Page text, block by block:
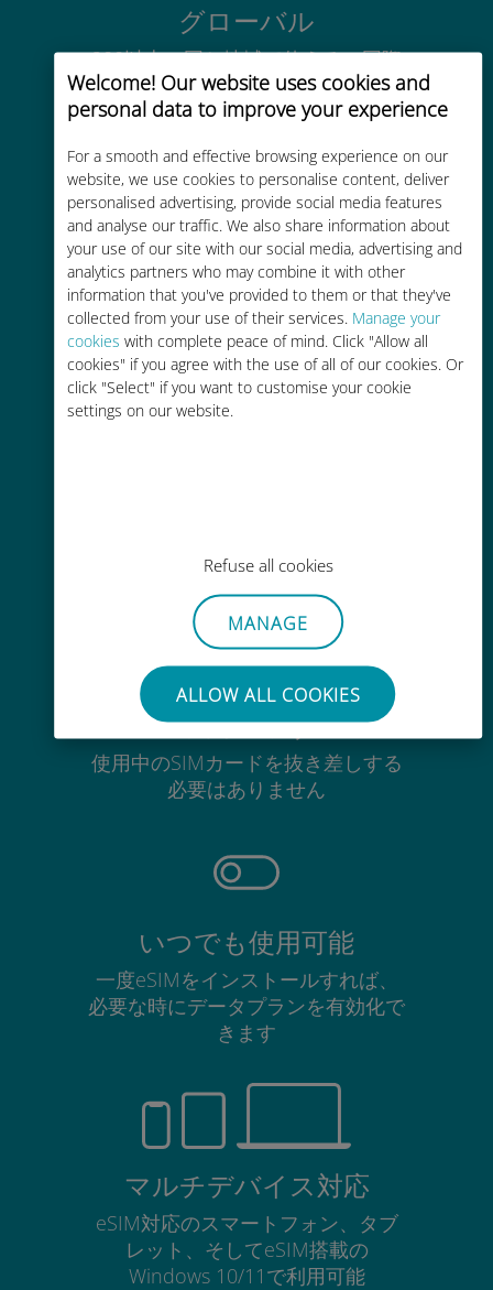
Welcome! Our website uses cookies and
personal data to improve your experience
For a smooth and effective browsing experience on our
website, we use cookies to personalise content, deliver
personalised advertising, provide social media features
and analyse our traffic. We also share information about
your use of our site with our social media, advertising and
analytics partners who may combine it with other
information that you've provided to them or that they've
collected from your use of their services. Manage your
cookies with complete peace of mind. Click "Allow all
cookies" if you agree with the use of all of our cookies. Or
click "Select" if you want to customise your cookie
settings on our website.
Refuse all cookies
MANAGE
ALLOW ALL COOKIES
グローバル
200以上の国と地域で使える、国際
的な高品位のセルラー通信です
コストパフォーマンス
お客様が普段お使いのキャリアでロ
ーミングサービスを使った場合に比
べて最大で90％の節約が可能です。
可能
手間いらず
使用中のSIMカードを抜き差しする
必要はありません
いつでも使用可能
一度eSIMをインストールすれば、
必要な時にデータプランを有効化で
きます
マルチデバイス対応
eSIM対応のスマートフォン、タブ
レット、そしてeSIM搭載の
Windows 10/11で利用可能